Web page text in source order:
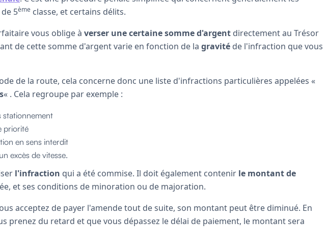
5ème classe, et certains délits.
vous oblige à verser une certaine somme d'argent directement au Trésor
de cette somme d'argent varie en fonction de la gravité de l'infraction que vous
de la route, cela concerne donc une liste d'infractions particulières appelées «
« . Cela regroupe par exemple :
stationnement
priorité
en sens interdit
excès de vitesse.
l'infraction qui a été commise. Il doit également contenir le montant de
et ses conditions de minoration ou de majoration.
acceptez de payer l'amende tout de suite, son montant peut être diminué. En
prenez du retard et que vous dépassez le délai de paiement, le montant sera